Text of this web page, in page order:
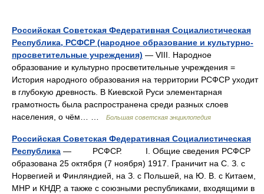
Российская Советская Федеративная Социалистическая
Республика, РСФСР (народное образование и культурно-
просветительные учреждения) — VIII. Народное
образование и культурно просветительные учреждения =
История народного образования на территории РСФСР уходит
в глубокую древность. В Киевской Руси элементарная
грамотность была распространена среди разных слоев
населения, о чём… …
Большая советская энциклопедия
Российская Советская Федеративная Социалистическая
Республика — РСФСР. I. Общие сведения РСФСР
образована 25 октября (7 ноября) 1917. Граничит на С. З. с
Норвегией и Финляндией, на З. с Польшей, на Ю. В. с Китаем,
МНР и КНДР, а также с союзными республиками, входящими в